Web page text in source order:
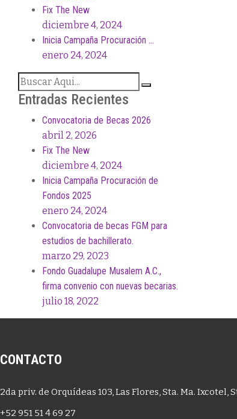
Fix The New
diciembre 4, 2024
Inicia Campaña Procuración …
enero 24, 2024
Entradas Recientes
Convocatoria de Becas 2026
abril 2, 2026
Fix The New
diciembre 4, 2024
Inicia Campaña Procuración de
Fondos 2025
enero 24, 2024
Convocatoria de becas FGM para
estudios de bachillerato.
marzo 29, 2023
Fondo Guadalupe Musalem A.C.,
firma convenio con nuevas becarias.
julio 18, 2022
CONTACTO
2da priv. de Orquídeas 103, Las Flores, Sta. Ma. Ixcotel,
+52 951 51 4 69 27